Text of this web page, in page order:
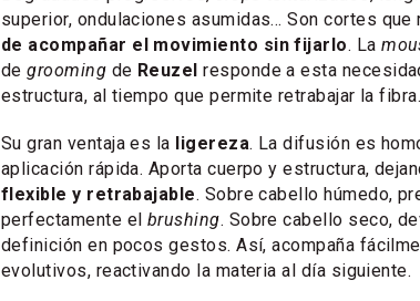
superior, ondulaciones asumidas… Son cortes que
de acompañar el movimiento sin fijarlo. La
degrooming de Reuzelresponde a esta
estructura, al tiempo que permite retrabajar la fibra.
Su gran ventaja es la ligereza. La difusión es
aplicación rápida. Aporta cuerpo y estructura,
flexible y retrabajable. Sobre cabello húmedo,
perfectamente el brushing. Sobre cabello seco,
definición en pocos gestos. Así, acompaña
evolutivos, reactivando la materia al día siguiente.